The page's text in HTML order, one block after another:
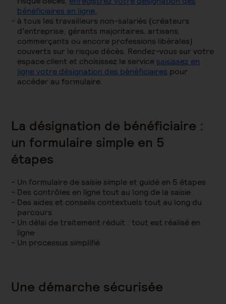
bénéficiaires en ligne,
à tous les travailleurs non-salariés (créateurs
d’entreprise, gérants majoritaires, artisans,
commerçants ou encore professions libérales)
couverts sur le risque décès. Rendez-vous sur votre
espace client et choisissez le service saisissez en
ligne votre désignation des bénéficiaires pour
accéder au formulaire.
La désignation de bénéficiaire :
un formulaire simple en 5
étapes
Un formulaire de saisie simple et guidé en 5 étapes
Des contrôles en ligne tout au long de la saisie
Des aides et conseils contextuels tout au long du
parcours
Un délai de traitement réduit : tout est réalisé en
ligne
Un processus simplifié
Une démarche sécurisée